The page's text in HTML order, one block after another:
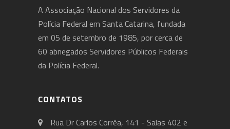
A Associação Nacional dos Servidores da
Polícia Federal em Santa Catarina, fundada
em 05 de setembro de 1985, por cerca de
60 abnegados Servidores Públicos Federais
da Polícia Federal.
CONTATOS
Rua Dr Carlos Corrêa, 141 - Salas 402 e